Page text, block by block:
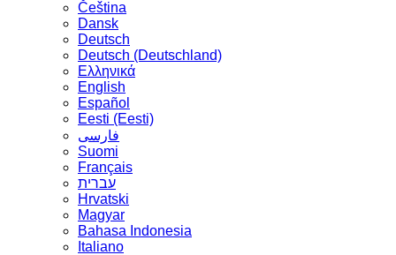
Čeština
Dansk
Deutsch
Deutsch (Deutschland)
Ελληνικά
English
Español
Eesti (Eesti)
فارسی
Suomi
Français
עברית
Hrvatski
Magyar
Bahasa Indonesia
Italiano